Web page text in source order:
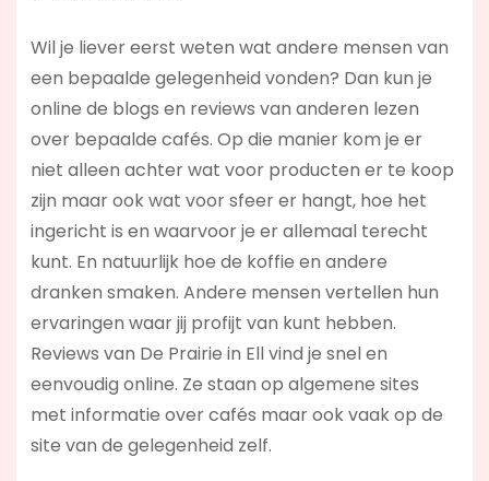
Wil je liever eerst weten wat andere mensen van
een bepaalde gelegenheid vonden? Dan kun je
online de blogs en reviews van anderen lezen
over bepaalde cafés. Op die manier kom je er
niet alleen achter wat voor producten er te koop
zijn maar ook wat voor sfeer er hangt, hoe het
ingericht is en waarvoor je er allemaal terecht
kunt. En natuurlijk hoe de koffie en andere
dranken smaken. Andere mensen vertellen hun
ervaringen waar jij profijt van kunt hebben.
Reviews van De Prairie in Ell vind je snel en
eenvoudig online. Ze staan op algemene sites
met informatie over cafés maar ook vaak op de
site van de gelegenheid zelf.